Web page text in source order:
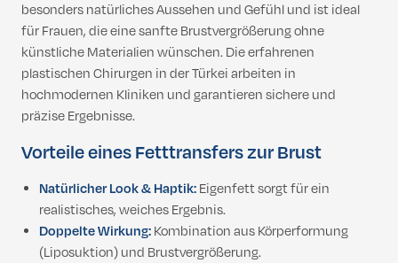
besonders natürliches Aussehen und Gefühl und ist ideal
für Frauen, die eine sanfte Brustvergrößerung ohne
künstliche Materialien wünschen. Die erfahrenen
plastischen Chirurgen in der Türkei arbeiten in
hochmodernen Kliniken und garantieren sichere und
präzise Ergebnisse.
Vorteile eines Fetttransfers zur Brust
Natürlicher Look & Haptik:Eigenfett sorgt für ein
realistisches, weiches Ergebnis.
Doppelte Wirkung:Kombination aus Körperformung
(Liposuktion) und Brustvergrößerung.